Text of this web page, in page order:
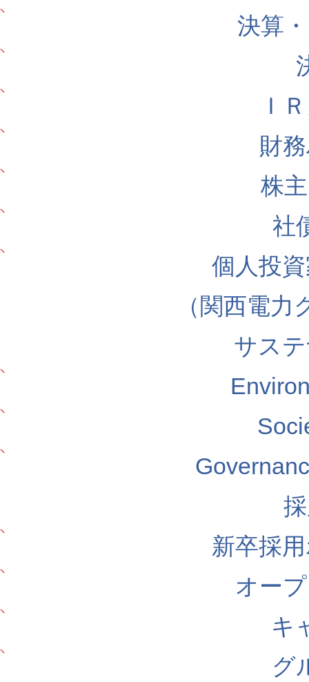
決算
Ｉ
財
株
社
個人投
（関西電
サス
新卒採
オー
キ
グ